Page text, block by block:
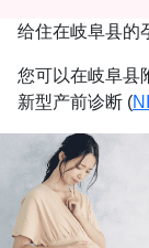
给住在岐阜县的
您可以在岐阜县
新型产前诊断 (